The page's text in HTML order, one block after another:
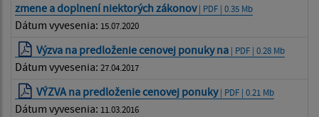
zmene a doplnení niektorých zákonov| PDF | 0.35 Mb
Dátum vyvesenia: 15.07.2020
Výzva na predloženie cenovej ponuky na | PDF | 0.28 Mb
Dátum vyvesenia: 27.04.2017
VÝZVA na predloženie cenovej ponuky| PDF | 0.21 Mb
Dátum vyvesenia: 11.03.2016